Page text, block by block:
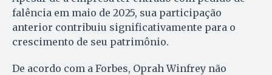
falência em maio de 2025, sua participação
anterior contribuiu significativamente para o
crescimento de seu patrimônio.
De acordo com a Forbes, Oprah Winfrey não